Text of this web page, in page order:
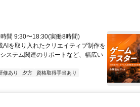
間 9:30〜18:30(実働8時間)
を取り入れたクリエイティブ制作を
ステム関連のサポートなど、幅広い
修あり 夕方
資格取得手当あり